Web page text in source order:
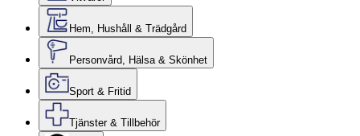
Hem, Hushåll & Trädgård
Personvård, Hälsa & Skönhet
Sport & Fritid
Tjänster & Tillbehör